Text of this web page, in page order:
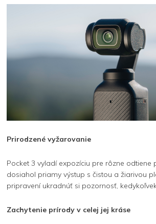
Prirodzené vyžarovanie
Pocket 3 vyladí expozíciu pre rôzne odtiene
dosiahol priamy výstup s čistou a žiarivou
pripravení ukradnúť si pozornosť,
Zachytenie prírody v celej jej kráse